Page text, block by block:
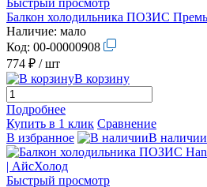
Балкон холодильника ПОЗИС
Наличие: мало
Код: 00-00000908
774 ₽ / шт
В корзину
Подробнее
Купить в 1 клик Сравнение
В избранное
В наличии
Быстрый просмотр